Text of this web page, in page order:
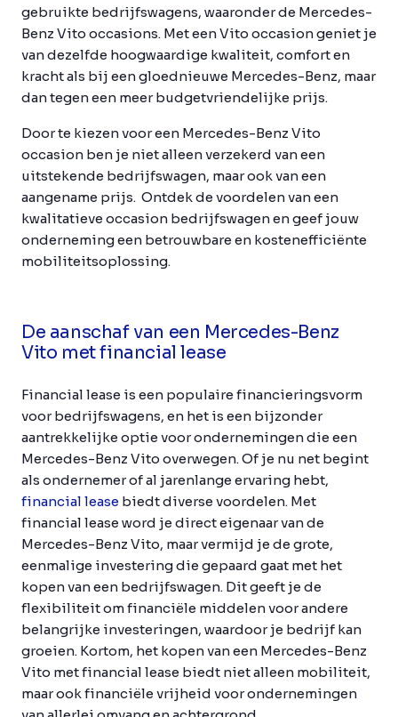
gebruikte bedrijfswagens, waaronder de Mercedes-
Benz Vito occasions. Met een Vito occasion geniet je
van dezelfde hoogwaardige kwaliteit, comfort en
kracht als bij een gloednieuwe Mercedes-Benz, maar
dan tegen een meer budgetvriendelijke prijs.
Door te kiezen voor een Mercedes-Benz Vito
occasion ben je niet alleen verzekerd van een
uitstekende bedrijfswagen, maar ook van een
aangename prijs. Ontdek de voordelen van een
kwalitatieve occasion bedrijfswagen en geef jouw
onderneming een betrouwbare en kostenefficiënte
mobiliteitsoplossing.
De aanschaf van een Mercedes-Benz
Vito met financial lease
Financial lease is een populaire financieringsvorm
voor bedrijfswagens, en het is een bijzonder
aantrekkelijke optie voor ondernemingen die een
Mercedes-Benz Vito overwegen. Of je nu net begint
als ondernemer of al jarenlange ervaring hebt,
financial lease biedt diverse voordelen. Met
financial lease word je direct eigenaar van de
Mercedes-Benz Vito, maar vermijd je de grote,
eenmalige investering die gepaard gaat met het
kopen van een bedrijfswagen. Dit geeft je de
flexibiliteit om financiële middelen voor andere
belangrijke investeringen, waardoor je bedrijf kan
groeien. Kortom, het kopen van een Mercedes-Benz
Vito met financial lease biedt niet alleen mobiliteit,
maar ook financiële vrijheid voor ondernemingen